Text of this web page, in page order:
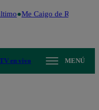
Me Caigo de Risa
TV en vivo MENÚ